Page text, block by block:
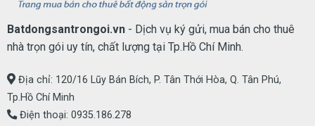
Batdongsantrongoi.vn- Dịch vụ ký gửi, mua bán cho thuê
nhà trọn gói uy tín, chất lượng tại Tp.Hồ Chí Minh.
Địa chỉ: 120/16 Lũy Bán Bích, P. Tân Thới Hòa, Q. Tân Phú,
Tp.Hồ Chí Minh
Điện thoại: 0935.186.278